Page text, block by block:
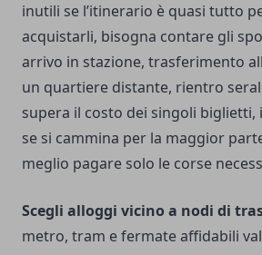
inutili se l’itinerario è quasi tutto
acquistarli, bisogna contare gli
arrivo in stazione, trasferimento
un quartiere distante, rientro
supera il costo dei singoli biglietti,
se si cammina per la maggior
meglio pagare solo le corse
Scegli alloggi vicino a nodi di
metro, tram e fermate affidabili